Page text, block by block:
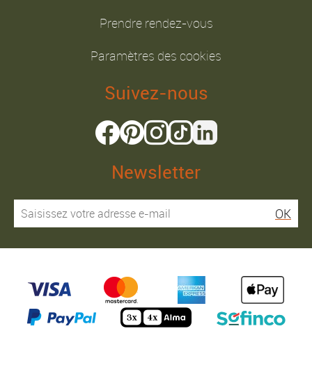
Prendre rendez-vous
Paramètres des cookies
Suivez-nous
Newsletter
OK